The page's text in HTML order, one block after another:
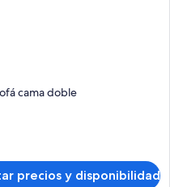
cama doble
precios y disponibilidad